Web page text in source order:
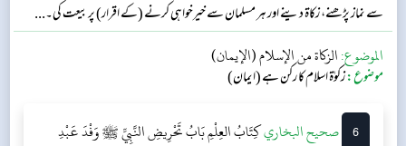
سے نماز پڑھنے، زکاۃ دینے اور ہر مسلمان سے خیرخواہی کرنے (کے اقرار) پر بیعت کی۔...
الموضوع:الزكاة من الإسلام (الإيمان)
موضوع:زکوٰۃ اسلام كا ركن ہے (ایمان)
6 ‌‌صحيح البخاريكِتَابُ العِلْمِبَابُ تَحْرِيضِ النَّبِيِّ ﷺ وَفْدَ عَبْدِ